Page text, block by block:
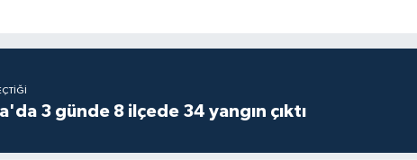
3 günde 8 ilçede 34 yangın çıktı